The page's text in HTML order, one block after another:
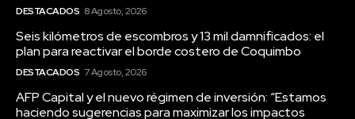
DESTACADOS 8 Agosto, 2026
Seis kilómetros de escombros y 13 mil damnificados: el
plan para reactivar el borde costero de Coquimbo
DESTACADOS 7 Agosto, 2026
AFP Capital y el nuevo régimen de inversión: “Estamos
haciendo sugerencias para maximizar los impactos